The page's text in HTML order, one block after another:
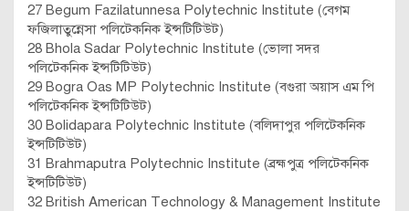
27 Begum Fazilatunnesa Polytechnic Institute (বেগম
ফজিলাতুন্নেসা পলিটেকনিক ইন্সটিটিউট)
28 Bhola Sadar Polytechnic Institute (ভোলা সদর
পলিটেকনিক ইন্সটিটিউট)
29 Bogra Oas MP Polytechnic Institute (বগুরা অয়াস এম পি
পলিটেকনিক ইন্সটিটিউট)
30 Bolidapara Polytechnic Institute (বলিদাপুর পলিটেকনিক
ইন্সটিটিউট)
31 Brahmaputra Polytechnic Institute (ব্রহ্মপুত্র পলিটেকনিক
ইন্সটিটিউট)
32 British American Technology & Management Institute